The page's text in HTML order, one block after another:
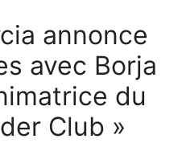
annonce
avec Borja
du
Club »